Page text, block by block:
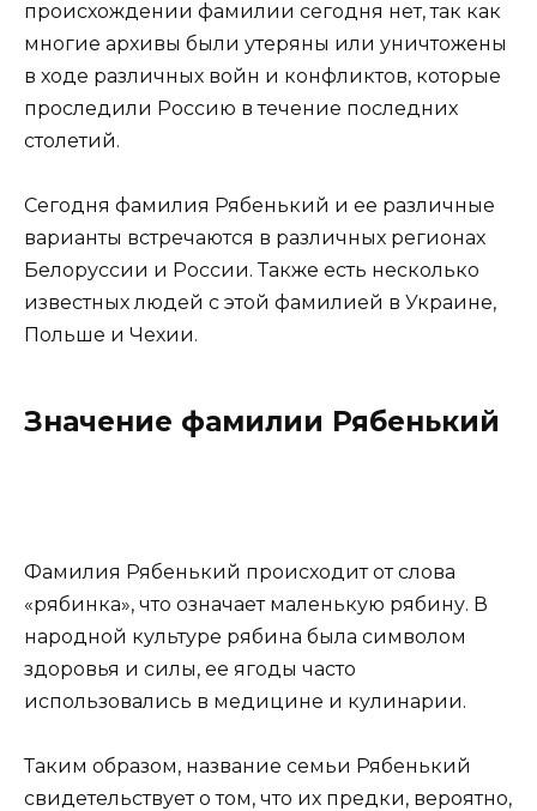
происхождении фамилии сегодня нет, так как
многие архивы были утеряны или уничтожены
в ходе различных войн и конфликтов, которые
проследили Россию в течение последних
столетий.
Сегодня фамилия Рябенький и ее различные
варианты встречаются в различных регионах
Белоруссии и России. Также есть несколько
известных людей с этой фамилией в Украине,
Польше и Чехии.
Значение фамилии Рябенький
Фамилия Рябенький происходит от слова
«рябинка», что означает маленькую рябину. В
народной культуре рябина была символом
здоровья и силы, ее ягоды часто
использовались в медицине и кулинарии.
Таким образом, название семьи Рябенький
свидетельствует о том, что их предки, вероятно,